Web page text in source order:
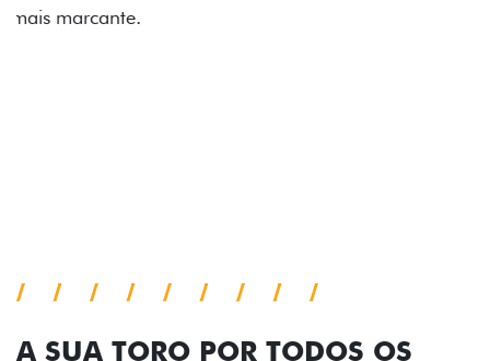
comemorativa.
ÂNGULOS